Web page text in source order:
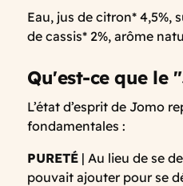
Eau, jus de citron* 4,5%,
de cassis* 2%, arôme
Qu'est-ce que le
L’état d’esprit de Jomo
fondamentales :
PURETÉ | Au lieu de se
pouvait ajouter pour se